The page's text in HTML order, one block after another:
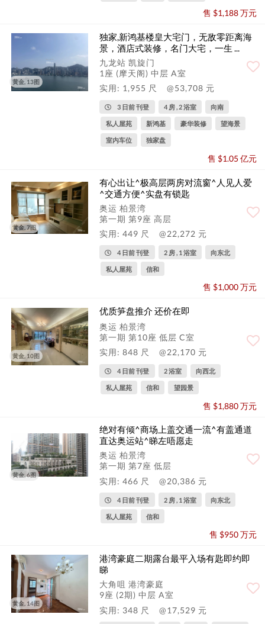
售 $1,188 万元
黄金, 13图
独家,新鸿基楼皇大宅门，无敌零距离海
景，酒店式装修，名门大宅，一生 ...
九龙站 凯旋门
1座 (摩天阁) 中层 A室
实用: 1,955 尺
@53,708 元
3 日前 刊登 4 房 , 2 浴室 向南
私人屋苑 新鸿基 豪华装修 望海景
室内车位 独家盘
售 $1.05 亿元
黄金, 7图
有心出让^极高层两房对流窗^人见人爱
^交通方便^实盘有锁匙
奥运 柏景湾
第一期 第9座 高层
实用: 449 尺
@22,272 元
4 日前 刊登 2 房 , 1 浴室 向东北
私人屋苑 信和
售 $1,000 万元
黄金, 10图
优质笋盘推介 还价在即
奥运 柏景湾
第一期 第10座 低层 C室
实用: 848 尺
@22,170 元
4 日前 刊登 2 浴室 向西北
私人屋苑 信和 望园景
售 $1,880 万元
黄金, 6图
绝对有倾^商场上盖交通一流^有盖通道
直达奥运站^睇左唔愿走
奥运 柏景湾
第一期 第7座 低层
实用: 466 尺
@20,386 元
4 日前 刊登 2 房 , 1 浴室 向东北
私人屋苑 信和
售 $950 万元
黄金, 14图
港湾豪庭二期露台最平入场有匙即约即
睇️
大角咀 港湾豪庭
9座 (2期) 中层 A室
实用: 348 尺
@17,529 元